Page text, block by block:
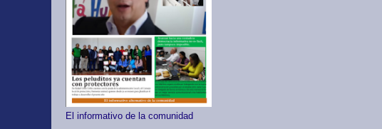
El informativo de la comunidad